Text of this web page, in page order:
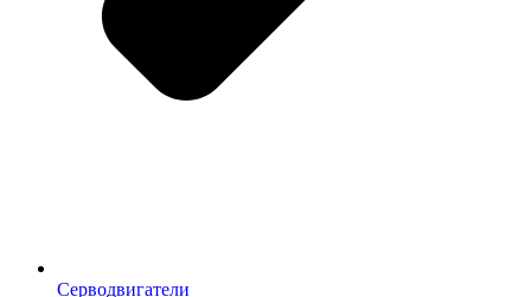
Серводвигатели